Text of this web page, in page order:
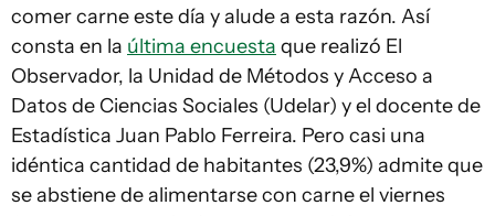
comer carne este día y alude a esta razón. Así
consta en la última encuesta que realizó El
Observador, la Unidad de Métodos y Acceso a
Datos de Ciencias Sociales (Udelar) y el docente de
Estadística Juan Pablo Ferreira. Pero casi una
idéntica cantidad de habitantes (23,9%) admite que
se abstiene de alimentarse con carne el viernes